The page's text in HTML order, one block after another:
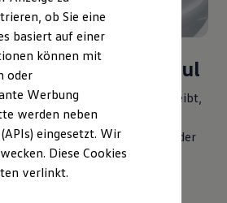
Steckmodul
Ihr Gepäck an Ort und Stelle bleibt,
wir Ihnen das Kofferraum-
Es lässt sich frei entlang der
des Ladebodens
und kann dank der
ob Sie eine
basiert auf einer
können mit
oder
Werbung
werden neben
eingesetzt. Wir
Diese Cookies
verlinkt.